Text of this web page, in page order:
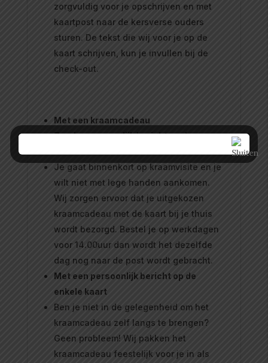
zorgvuldig voor je opschrijven en met
kaartpost naar de kersverse ouders
sturen. De tekst die wij voor je op de
kaart schrijven, kun je invullen bij de
check-out.
Met een kraamcadeau
Zonder persoonlijk bericht op de
Je gaat binnenkort op kraamvisite en je
wilt niet met lege handen aankomen.
Wij zorgen ervoor dat je uitgekozen
kraamcadeau met de kaart bij je thuis
wordt bezorgd. Bestel je op werkdagen
voor 14.00uur dan wordt het dezelfde
dag nog naar de post wordt gebracht.
Met een persoonlijk bericht op de
enkele kaart
Ben je niet in de gelegenheid om het
kraamcadeau zelf langs te brengen?
Geen probleem! Wij pakken het
kraamcadeau feestelijk voor je in als